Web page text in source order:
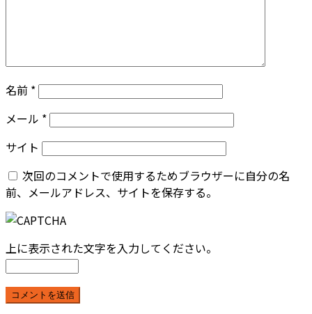
名前 *
メール *
サイト
次回のコメントで使用するためブラウザーに自分の名
前、メールアドレス、サイトを保存する。
上に表示された文字を入力してください。